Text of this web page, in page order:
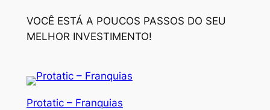
VOCÊ ESTÁ A POUCOS PASSOS DO SEU
MELHOR INVESTIMENTO!
Protatic – Franquias